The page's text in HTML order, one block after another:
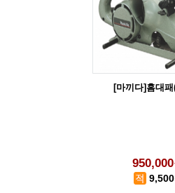
[마끼다]홈대
9,500